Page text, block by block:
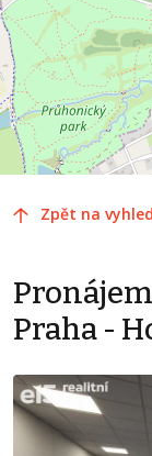
Zpět na
Praha -